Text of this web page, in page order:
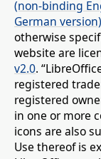
(non-binding
German version)
otherwise
website are
v2.0.
registered
registered
in one or more
icons are also
Use thereof is